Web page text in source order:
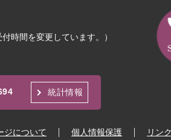
時間を変更しています。）
統計情報
ジについて 個人情報保護 リン